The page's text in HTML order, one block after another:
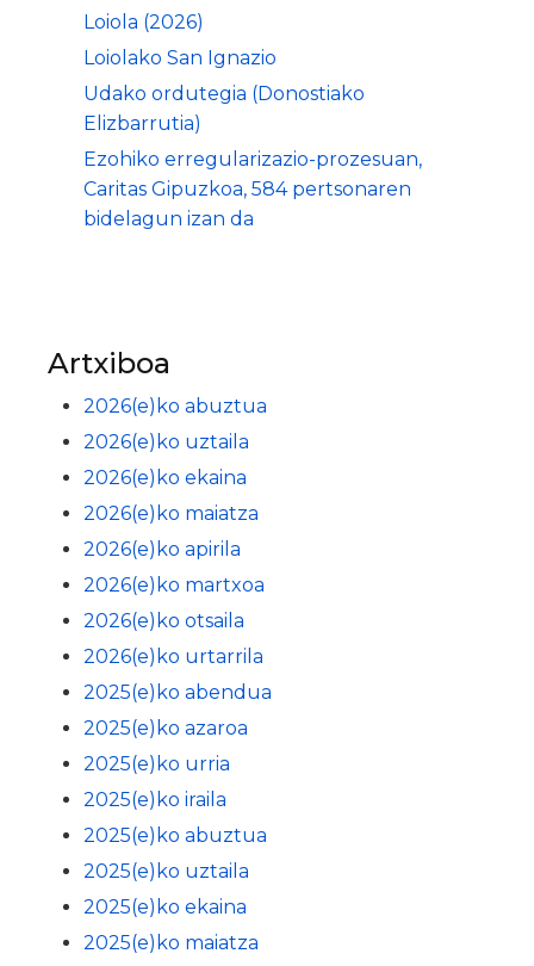
Loiola (2026)
Loiolako San Ignazio
Udako ordutegia (Donostiako
Elizbarrutia)
Ezohiko erregularizazio-prozesuan,
Caritas Gipuzkoa, 584 pertsonaren
bidelagun izan da
Artxiboa
2026(e)ko abuztua
2026(e)ko uztaila
2026(e)ko ekaina
2026(e)ko maiatza
2026(e)ko apirila
2026(e)ko martxoa
2026(e)ko otsaila
2026(e)ko urtarrila
2025(e)ko abendua
2025(e)ko azaroa
2025(e)ko urria
2025(e)ko iraila
2025(e)ko abuztua
2025(e)ko uztaila
2025(e)ko ekaina
2025(e)ko maiatza